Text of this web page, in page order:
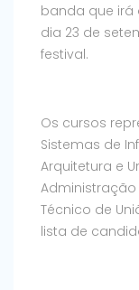
banda que
dia 23 de
festival.
Os cursos
Sistemas de
Arquitetura e
Administração
Técnico de
lista de